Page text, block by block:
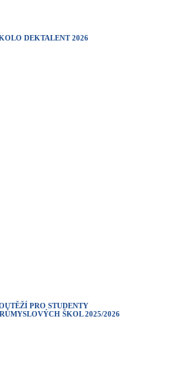
DEKTALENT 2026
PRO STUDENTY
ŠKOL 2025/2026